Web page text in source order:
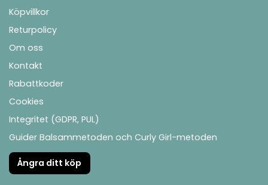
Köpvillkor
Returpolicy
Om oss
Kontakt
Rabattkoder
Cookies
Integritet (GDPR, PUL)
Guider Balsammetoden och Curly Girl-metoden
Ångra ditt köp